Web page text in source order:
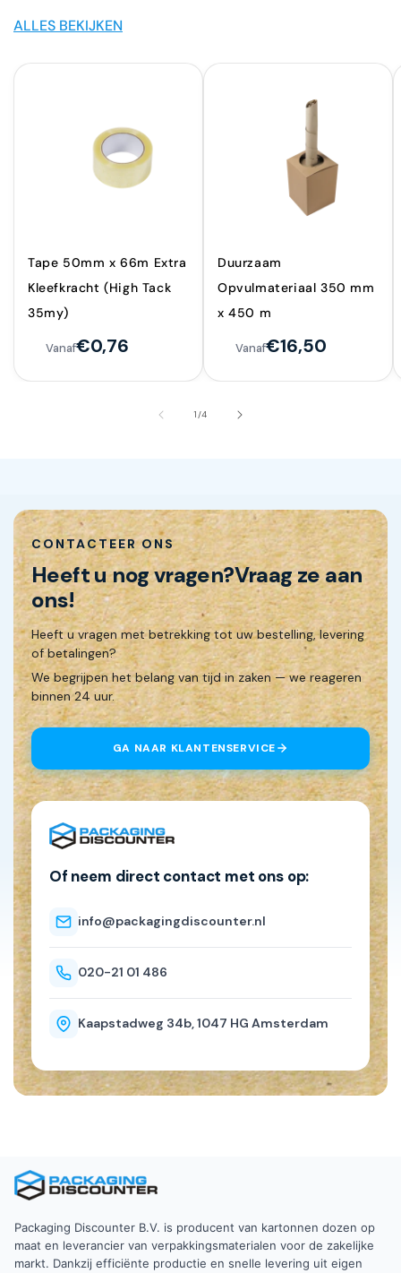
ALLES BEKIJKEN
Tape 50mm x 66m Extra
Kleefkracht (High Tack
35my)
Vanaf€0,76
Duurzaam
Opvulmateriaal 350 mm
x 450 m
Vanaf€16,50
1/van
4
CONTACTEER ONS
Heeft u nog vragen?Vraag ze aan
ons!
Heeft u vragen met betrekking tot uw bestelling, levering
of betalingen?
We begrijpen het belang van tijd in zaken — we reageren
binnen 24 uur.
GA NAAR KLANTENSERVICE
Of neem direct contact met ons op:
info@packagingdiscounter.nl
020-21 01 486
Kaapstadweg 34b, 1047 HG Amsterdam
Packaging Discounter B.V. is producent van kartonnen dozen op
maat en leverancier van verpakkingsmaterialen voor de zakelijke
markt. Dankzij efficiënte productie en snelle levering uit eigen